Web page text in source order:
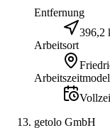
Entfernung
396,2
Arbeitsort
getolo GmbH